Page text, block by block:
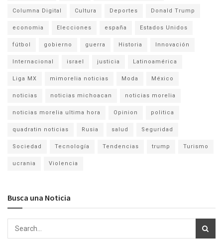
Columna Digital Cultura Deportes Donald Trump
economia Elecciones españa Estados Unidos
fútbol gobierno guerra Historia Innovación
Internacional israel justicia Latinoamérica
Liga MX mimorelia noticias Moda México
noticias noticias michoacan noticias morelia
noticias morelia ultima hora Opinion politica
quadratin noticias Rusia salud Seguridad
Sociedad Tecnología Tendencias trump Turismo
ucrania Violencia
Busca una Noticia